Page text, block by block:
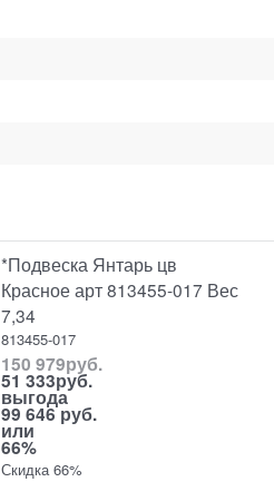
*Подвеска Янтарь цв
Красное арт 813455-017 Вес
7,34
813455-017
150 979руб.
51 333руб.
выгода
99 646 руб.
или
66%
Скидка 66%